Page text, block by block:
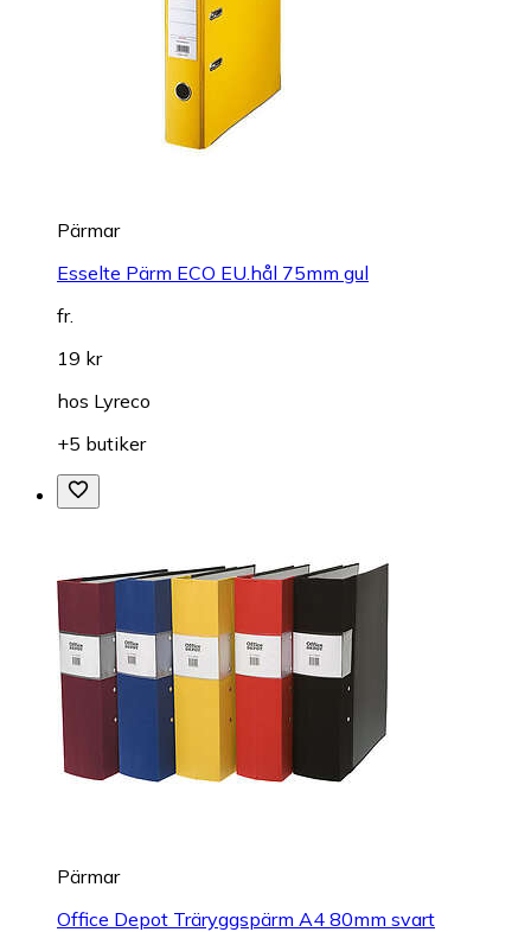
Pärmar
Esselte Pärm ECO EU.hål 75mm gul
fr.
19 kr
hos Lyreco
+5 butiker
Pärmar
Office Depot Träryggspärm A4 80mm svart